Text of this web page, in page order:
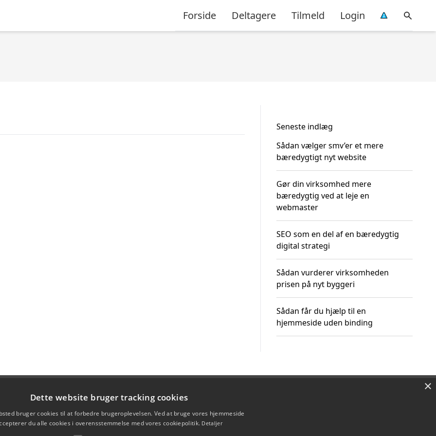
Forside Deltagere Tilmeld Login
Seneste indlæg
Sådan vælger smv’er et mere
bæredygtigt nyt website
Gør din virksomhed mere
bæredygtig ved at leje en
webmaster
SEO som en del af en bæredygtig
digital strategi
Sådan vurderer virksomheden
prisen på nyt byggeri
Sådan får du hjælp til en
hjemmeside uden binding
×
Dette website bruger tracking cookies
bruger cookies til at forbedre brugeroplevelsen. Ved at bruge vores hjemmeside
du alle cookies i overensstemmelse med vores cookiepolitik. Detaljer